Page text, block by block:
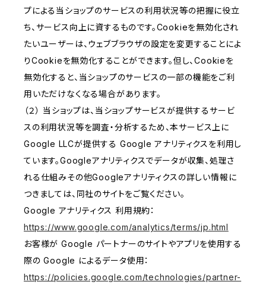
プによる当ショップのサービスの利用状況等の把握に役立
ち、サービス向上に資するものです。Cookieを無効化され
たいユーザーは、ウェブブラウザの設定を変更することによ
りCookieを無効化することができます。但し、Cookieを
無効化すると、当ショップのサービスの一部の機能をご利
用いただけなくなる場合があります。
（２） 当ショップは、当ショップサービスが提供するサービ
スの利用状況等を調査・分析するため、本サービス上に
Google LLCが提供する Google アナリティクスを利用し
ています。Googleアナリティクスでデータが収集、処理さ
れる仕組みその他Googleアナリティクスの詳しい情報に
つきましては、同社のサイトをご覧ください。
Google アナリティクス 利用規約：
https://www.google.com/analytics/terms/jp.html
お客様が Google パートナーのサイトやアプリを使用する
際の Google によるデータ使用：
https://policies.google.com/technologies/partner-